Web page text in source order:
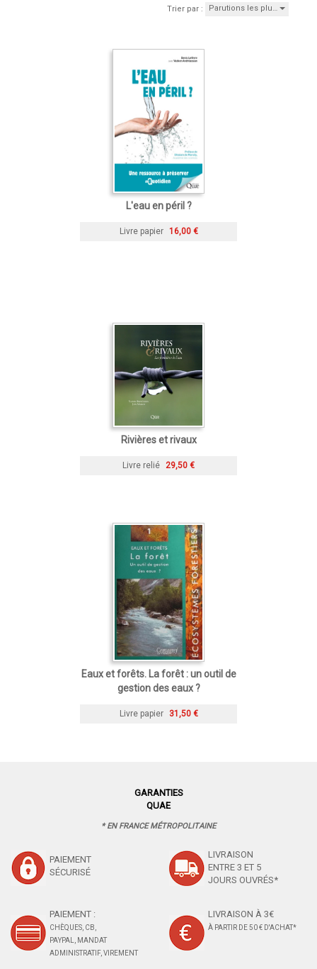
Trier par : Parutions les plu…
L'eau en péril ?
Livre papier 16,00 €
Rivières et rivaux
Livre relié 29,50 €
Eaux et forêts. La forêt : un outil de
gestion des eaux ?
Livre papier 31,50 €
GARANTIES
QUAE
* EN FRANCE MÉTROPOLITAINE
PAIEMENT
SÉCURISÉ
LIVRAISON
ENTRE 3 ET 5
JOURS OUVRÉS*
PAIEMENT :
CHÈQUES, CB,
PAYPAL, MANDAT
ADMINISTRATIF, VIREMENT
LIVRAISON À 3€
À PARTIR DE 50 € D'ACHAT*